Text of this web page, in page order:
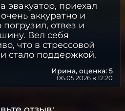
эвакуатор, приехал
аккуратно и
отвез и
Вел себя
что в стрессовой
стало поддержкой.
Ирина,оценка: 5
06.05.2026 в 12:20